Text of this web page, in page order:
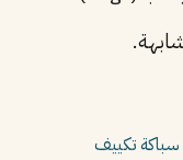
سباكة تكييف